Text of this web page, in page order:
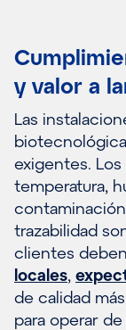
y valor a
Las
exigentes.
temperatura,
trazabilidad
clientes
locales,
de calidad
para operar